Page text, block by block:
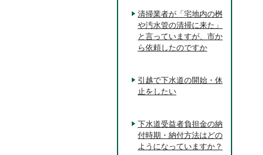
清掃業者が「宅地内の桝
や汚水管の清掃に来た」
と言っていますが、市か
ら依頼したのですか
引越で下水道の開始・休
止をしたい
下水道受益者負担金の納
付時期・納付方法はどの
ようになっていますか？